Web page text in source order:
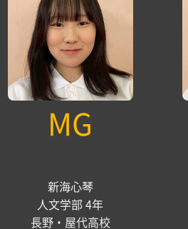
MG
新海心琴
人文学部 4年
長野・屋代高校